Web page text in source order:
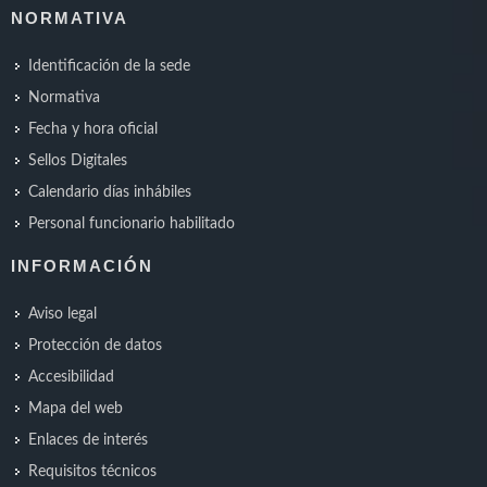
NORMATIVA
Identificación de la sede
Normativa
Fecha y hora oficial
Sellos Digitales
Calendario días inhábiles
Personal funcionario habilitado
INFORMACIÓN
Aviso legal
Protección de datos
Accesibilidad
Mapa del web
Enlaces de interés
Requisitos técnicos